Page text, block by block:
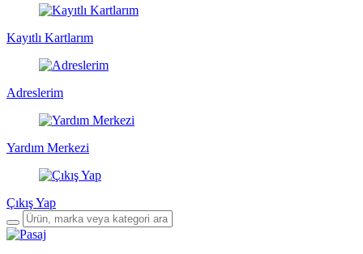
Kayıtlı Kartlarım
Adreslerim
Yardım Merkezi
Çıkış Yap